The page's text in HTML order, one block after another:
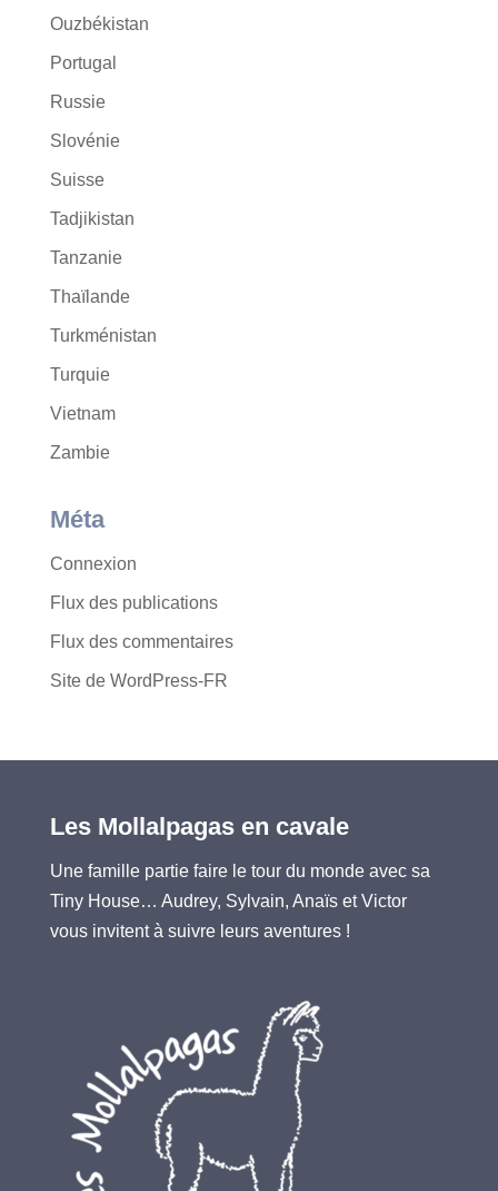
Ouzbékistan
Portugal
Russie
Slovénie
Suisse
Tadjikistan
Tanzanie
Thaïlande
Turkménistan
Turquie
Vietnam
Zambie
Méta
Connexion
Flux des publications
Flux des commentaires
Site de WordPress-FR
Les Mollalpagas en cavale
Une famille partie faire le tour du monde avec sa
Tiny House… Audrey, Sylvain, Anaïs et Victor
vous invitent à suivre leurs aventures !